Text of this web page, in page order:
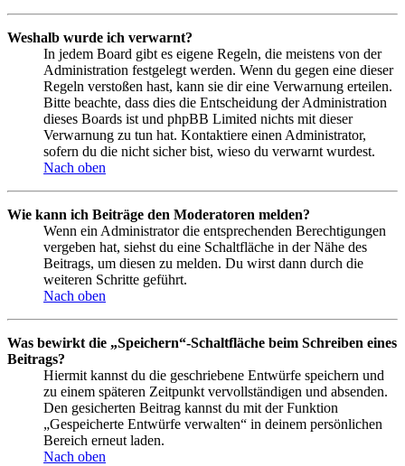
Weshalb wurde ich verwarnt?
In jedem Board gibt es eigene Regeln, die meistens von der
Administration festgelegt werden. Wenn du gegen eine dieser
Regeln verstoßen hast, kann sie dir eine Verwarnung erteilen.
Bitte beachte, dass dies die Entscheidung der Administration
dieses Boards ist und phpBB Limited nichts mit dieser
Verwarnung zu tun hat. Kontaktiere einen Administrator,
sofern du die nicht sicher bist, wieso du verwarnt wurdest.
Nach oben
Wie kann ich Beiträge den Moderatoren melden?
Wenn ein Administrator die entsprechenden Berechtigungen
vergeben hat, siehst du eine Schaltfläche in der Nähe des
Beitrags, um diesen zu melden. Du wirst dann durch die
weiteren Schritte geführt.
Nach oben
Was bewirkt die „Speichern“-Schaltfläche beim Schreiben eines
Beitrags?
Hiermit kannst du die geschriebene Entwürfe speichern und
zu einem späteren Zeitpunkt vervollständigen und absenden.
Den gesicherten Beitrag kannst du mit der Funktion
„Gespeicherte Entwürfe verwalten“ in deinem persönlichen
Bereich erneut laden.
Nach oben